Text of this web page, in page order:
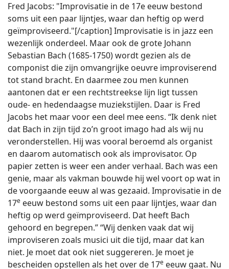
Fred Jacobs: "Improvisatie in de 17e eeuw bestond
soms uit een paar lijntjes, waar dan heftig op werd
geïmproviseerd."[/caption] Improvisatie is in jazz een
wezenlijk onderdeel. Maar ook de grote Johann
Sebastian Bach (1685-1750) wordt gezien als de
componist die zijn omvangrijke oeuvre improviserend
tot stand bracht. En daarmee zou men kunnen
aantonen dat er een rechtstreekse lijn ligt tussen
oude- en hedendaagse muziekstijlen. Daar is Fred
Jacobs het maar voor een deel mee eens. “Ik denk niet
dat Bach in zijn tijd zo’n groot imago had als wij nu
veronderstellen. Hij was vooral beroemd als organist
en daarom automatisch ook als improvisator. Op
papier zetten is weer een ander verhaal. Bach was een
genie, maar als vakman bouwde hij wel voort op wat in
de voorgaande eeuw al was gezaaid. Improvisatie in de
17e eeuw bestond soms uit een paar lijntjes, waar dan
heftig op werd geïmproviseerd. Dat heeft Bach
gehoord en begrepen.” “Wij denken vaak dat wij
improviseren zoals musici uit die tijd, maar dat kan
niet. Je moet dat ook niet suggereren. Je moet je
bescheiden opstellen als het over de 17e eeuw gaat. Nu